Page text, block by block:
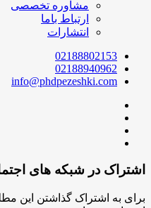
مشاوره تخصصی
ارتباط باما
انتشارات
02188802153
02188940962
info@phdpezeshki.com
اشتراک در شبکه های
برای به اشتراک گذاشتن این